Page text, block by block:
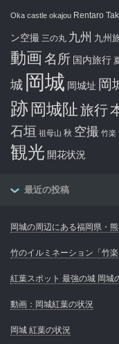
Oka castle okajou Rentaro
ン空撮 三の丸 九州 九州
動画名所 国内旅行
城 岡城 岡城址 岡
跡 岡城阯旅行
石垣 祖母山 秋 空撮 竹楽
観光 開花状況
最近の投稿
岡城の周辺にある福岡県・
竹のイルミネーション「竹
紅葉スポット 最強の城 岡城
動画：岡城紅葉の状況
岡城 紅葉の状況